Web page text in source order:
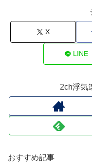
X
LINE
2ch浮気
おすすめ記事